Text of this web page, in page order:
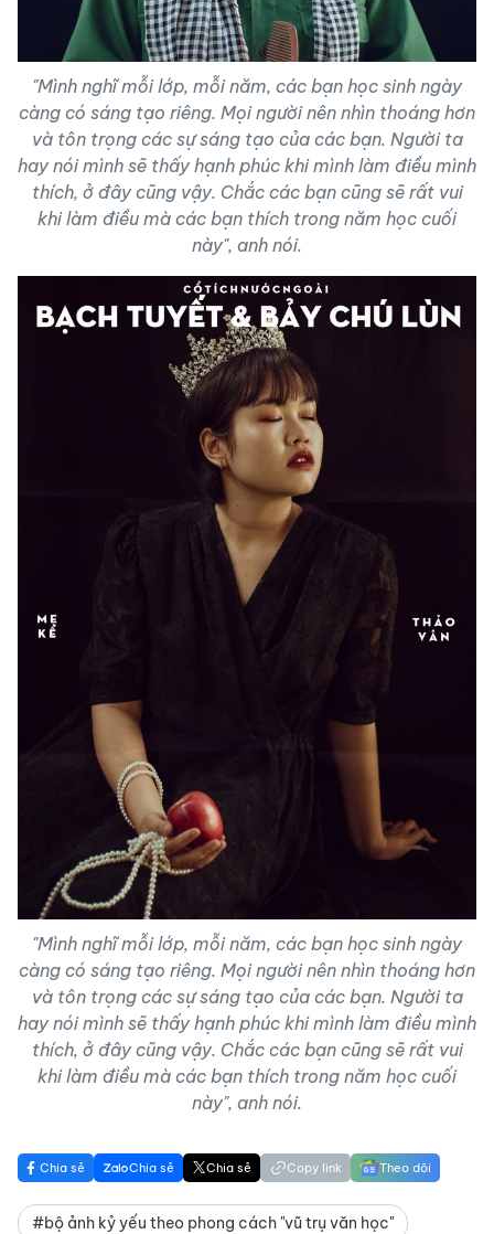
"Mình nghĩ mỗi lớp, mỗi năm, các bạn học sinh ngày
càng có sáng tạo riêng. Mọi người nên nhìn thoáng hơn
và tôn trọng các sự sáng tạo của các bạn. Người ta
hay nói mình sẽ thấy hạnh phúc khi mình làm điều mình
thích, ở đây cũng vậy. Chắc các bạn cũng sẽ rất vui
khi làm điều mà các bạn thích trong năm học cuối
này", anh nói.
"Mình nghĩ mỗi lớp, mỗi năm, các bạn học sinh ngày
càng có sáng tạo riêng. Mọi người nên nhìn thoáng hơn
và tôn trọng các sự sáng tạo của các bạn. Người ta
hay nói mình sẽ thấy hạnh phúc khi mình làm điều mình
thích, ở đây cũng vậy. Chắc các bạn cũng sẽ rất vui
khi làm điều mà các bạn thích trong năm học cuối
này", anh nói.
Chia sẻ Chia sẻ Chia sẻ Copy link Theo dõi
#bộ ảnh kỷ yếu theo phong cách "vũ trụ văn học"